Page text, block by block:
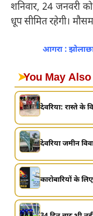
शनिवार, 24 जनवरी
धूप सीमित रहेगी।
आगरा :
➤You May
देवरिया: रास्ते के
देवरिया जमीन
कारोबारियों के